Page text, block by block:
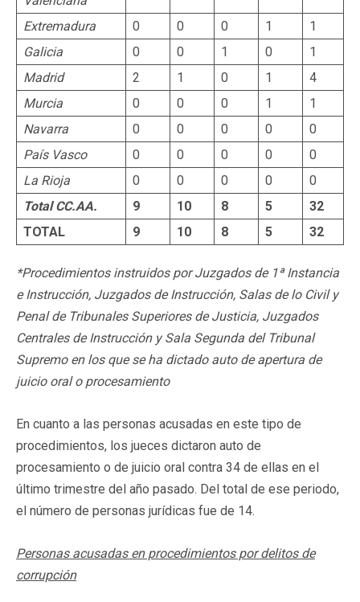
Extremadura 0 0 0 1
1
Galicia
0 0 1 0
1
Madrid
2 1 0 1
4
Murcia
0 0 0 1
1
Navarra
0 0 0 0
0
País Vasco
0 0 0 0
0
La Rioja
0 0 0 0
0
Total CC.AA.
9 10 8 5
32
TOTAL
9 10 8 5 32
*Procedimientos instruidos por Juzgados de 1ª Instancia
e Instrucción, Juzgados de Instrucción, Salas de lo Civil y
Penal de Tribunales Superiores de Justicia, Juzgados
Centrales de Instrucción y Sala Segunda del Tribunal
Supremo en los que se ha dictado auto de apertura de
juicio oral o procesamiento
En cuanto a las personas acusadas en este tipo de
procedimientos, los jueces dictaron auto de
procesamiento o de juicio oral contra 34 de ellas en el
último trimestre del año pasado. Del total de ese periodo,
el número de personas jurídicas fue de 14.
Personas acusadas en procedimientos por delitos de
corrupción